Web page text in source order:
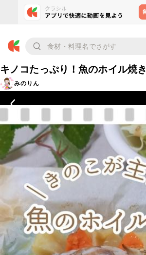
キノコたっぷり！魚のホイル焼き
みのりん